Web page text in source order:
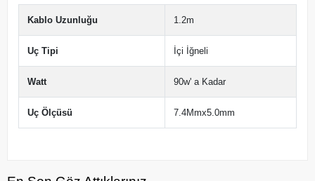
Kablo Uzunluğu 1.2m
Uç Tipi İçi İğneli
Watt 90w' a Kadar
Uç Ölçüsü 7.4Mmx5.0mm